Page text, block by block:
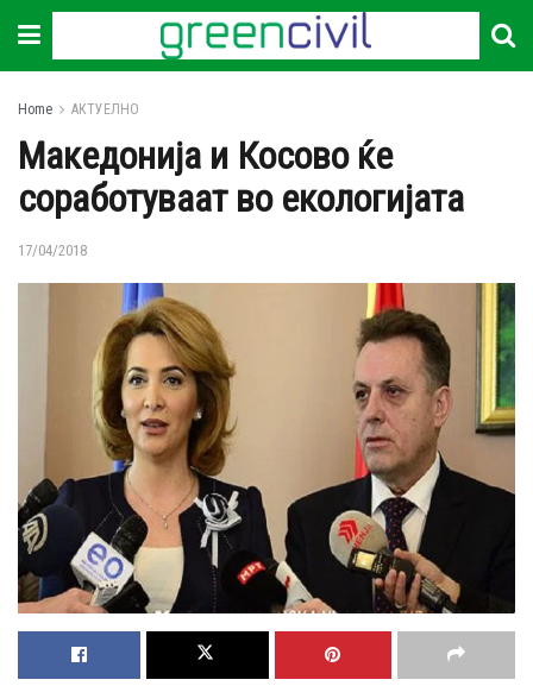
Home АКТУЕЛНО
Македонија и Косово ќе
соработуваат во екологијата
17/04/2018